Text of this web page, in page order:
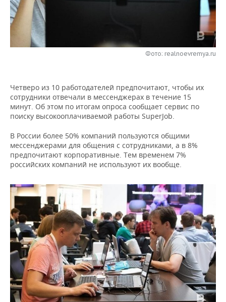
НЕФТЕХИМИЯ
НЕФТЬ
ОПК
РОЗНИЧНАЯ ТОРГОВЛЯ
ТРАНСПОРТ
НОВОСТИ ТЕХНОЛОГИЙ
ТЕЛЕКОММУНИКАЦИИ
МЕРОПРИЯТИЯ
НОВОСТИ МЕРОПРИЯТИЙ
БИЗНЕС-БРАНЧИ
ONLINE-КОНФЕРЕНЦИИ
ОТКРЫТАЯ ЛЕКЦИЯ
СПОРТ
ФУТБОЛ
ХОККЕЙ
БАСКЕТБОЛ
ВОЛЕЙБОЛ
ФИГУРНОЕ КАТАНИЕ
ВОДНЫЕ ВИДЫ СПОРТА
ХОККЕЙ С МЯЧОМ
НОВОСТИ ОБЩЕСТВА
ВЛАСТЬ
ИНФРАСТРУКТУРА
ИСТОРИЯ
МЕДИЦИНА
ОБРАЗОВАНИЕ
ПРОИСШЕСТВИЯ
ФОТОГАЛЕРЕЯ
СЮЖЕТЫ
СПРАВОЧНИК
СПИСОК ПЕРСОН
ПОЛНАЯ ВЕРСИЯ
Фото: realnoevremya.ru
Четверо из 10 работодателей предпочитают, чтобы их
сотрудники отвечали в мессенджерах в течение 15
минут. Об этом по итогам опроса сообщает сервис по
поиску высокооплачиваемой работы SuperJob.
В России более 50% компаний пользуются общими
мессенджерами для общения с сотрудниками, а в 8%
предпочитают корпоративные. Тем временем 7%
российских компаний не используют их вообще.